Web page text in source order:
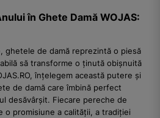
în Ghete Damă WOJAS:
ghetele de damă reprezintă o piesă
să transforme o ținută obișnuită
înțelegem această putere și
de damă care îmbină perfect
desăvârșit. Fiecare pereche de
promisiune a calității, a tradiției